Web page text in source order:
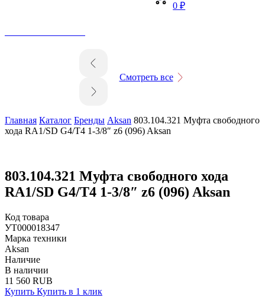
0 ₽
Смотреть все
Главная Каталог Бренды Aksan 803.104.321 Муфта свободного
хода RA1/SD G4/T4 1-3/8″ z6 (096) Aksan
803.104.321 Муфта свободного хода
RA1/SD G4/T4 1-3/8″ z6 (096) Aksan
Код товара
УТ000018347
Марка техники
Aksan
Наличие
В наличии
11 560 RUB
Купить Купить в 1 клик